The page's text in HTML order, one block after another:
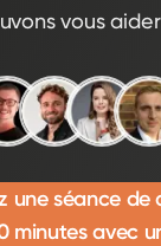
vous
une séance
minutes avec